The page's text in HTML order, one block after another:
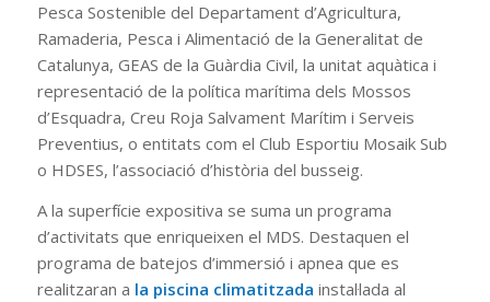
Pesca Sostenible del Departament d’Agricultura,
Ramaderia, Pesca i Alimentació de la Generalitat de
Catalunya, GEAS de la Guàrdia Civil, la unitat aquàtica i
representació de la política marítima dels Mossos
d’Esquadra, Creu Roja Salvament Marítim i Serveis
Preventius, o entitats com el Club Esportiu Mosaik Sub
o HDSES, l’associació d’història del busseig.
A la superfície expositiva se suma un programa
d’activitats que enriqueixen el MDS. Destaquen el
programa de batejos d’immersió i apnea que es
realitzaran a la piscina climatitzada instal·lada al